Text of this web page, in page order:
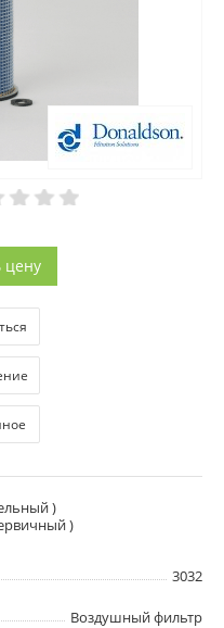
цену
)
)
3032
Воздушный фильтр